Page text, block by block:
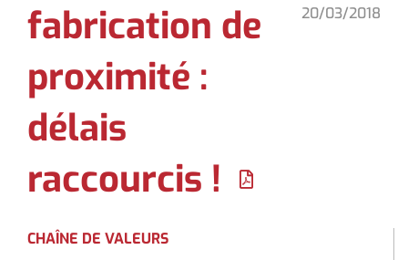
fabrication de
proximité :
délais
raccourcis !
20/03/2018
CHAÎNE DE VALEURS